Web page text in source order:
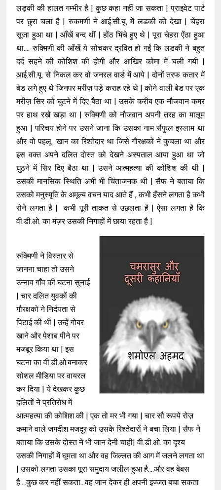
लड़की की हालत गम्भीर है | कुछ कहा नहीं जा सकता | प्राइवेट पार्ट
पर छुरा चला है | रुकमणी ने आई.सी.यू. में लडकी को देखा | चेहरा
सूजा हुआ था | आँखें बन्द थीं | होंठ भिंचे हुए थे | पूरा चेहरा ऐंठा हुआ
था.... रुक्मिणी की आँखें ये सोचकर द्रवित हो गईं कि लडकी ने बहुत
दर्द सहने की कोशिश की होगी और आखिर कोमा में चली गयी |
आई.सी.यू. से निकल कर वो जनरल वार्ड में आये | दोनों तरफ कतार में
बेड लगे हुए थे जिनपर मरीज़ पड़े कराह रहे थे | कोने वाली बेड पर एक
मरीज़ सिर को घुटने में दिए बैठा था | उसके करीब एक नौजवान कमर
पर हाथ रखे खड़ा था | रुक्मिणी को नौजवान अपनी तरह का मालूम
हुआ | परिचय होने पर उसने जाना कि उसका नाम सैफुल इस्लाम था
और वो पहलू खान का रिश्तेदार था जिसे गौरक्षकों ने कुचला था और
इस वक्त अपने दलित दोस्त को देखने अस्पताल आया हुआ था जो
घुठने में सिर दिए बैठा था | उसने आत्महत्या की कोशिश की थी |
उसकी मानसिक स्थिति अभी भी चिंताजनक थी | सैफ ने बताया कि
उसको मनुस्मृति के अमूल्य वचन याद आते हैं , कभी हँसने लगता है कभी
रोने लगता है | कभी पूरी ताकत से उछलता है | ऐसा लगता है कि
वी.डी.ओ. का मंज़र उसकी निगाहों में छाया रहता है |
रुक्मिणी ने विस्तार से
जानना चाहा तो उसने
उन्नाव गाँव की घटना सुनाई
| चार दलित युवकों की
गौरक्षको ने निर्दयता से
पिटाई की थी | उन्हें गोबर
खाने और पेशाब पीने पर
मजबूर किया था | इस
घटना का वी.डी.ओ.बनाकर
सोशल मीडिया पर वायरल
कर दिया | ये देखकर कुछ
दलितों ने प्रतिरोध में
आत्महत्या की कोशिश की | एक तो मर भी गया | चार सौ रूपये रोज़
कमाने वाले जगदीश मजदूर को उसके रिश्तेदारों ने बचा लिया | सैफ ने
बताया कि उसके दोस्त ने भी जान देनी चाही| वी.डी.ओ. का दृश्य
उसकी निगाहों में घूमता था और वह जिल्लत की आग में जलने लगता था
| उसको लगता उसका पूरा समुदाय जलील हुआ है....और वह बेबस
है....कुछ कर नहीं सकता...वह जान देकर ही अपनी इज्जत बचा सकता